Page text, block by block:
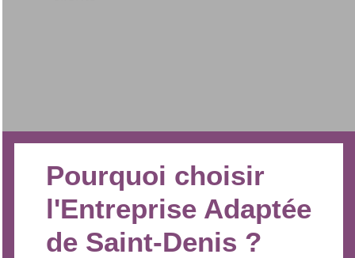
Pourquoi choisir
l'Entreprise Adaptée
de Saint-Denis ?